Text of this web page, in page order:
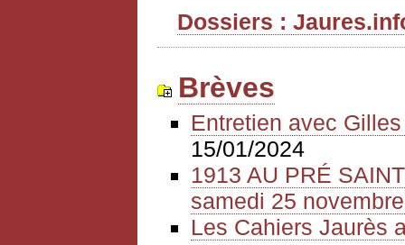
Dossiers :
Brèves
Entretien avec
15/01/2024
1913 AU PRÉ
samedi 25
Les Cahiers Jaurès